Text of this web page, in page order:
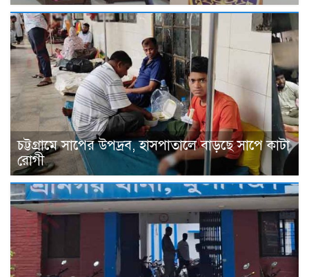
চট্টগ্রামে সাপের উপদ্রব, হাসপাতালে বাড়ছে সাপে কাটা
রোগী